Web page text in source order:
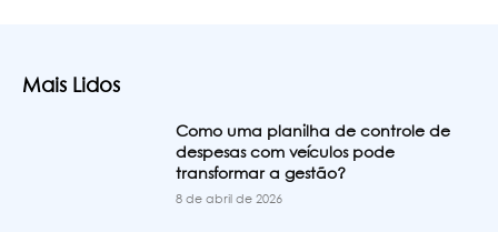
Mais Lidos
Como uma planilha de controle de
despesas com veículos pode
transformar a gestão?
8 de abril de 2026